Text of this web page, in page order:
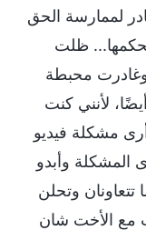
لممارسة الحق
ظلت
وغادرت محبطة
لأنني كنت
مشكلة فيديو
المشكلة وأبدو
وتحلن
مع الأخت شان